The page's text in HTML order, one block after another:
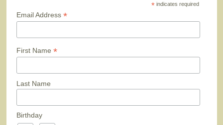
* indicates required
Email Address *
First Name *
Last Name
Birthday